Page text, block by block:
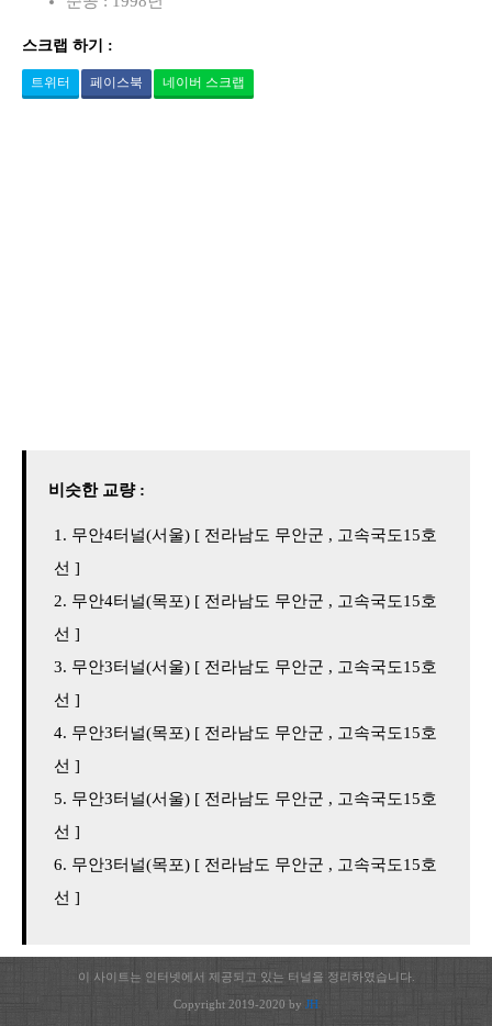
스크랩 하기 :
트위터 페이스북 네이버 스크랩
비슷한 교량 :
무안4터널(서울) [ 전라남도 무안군 , 고속국도15호
선 ]
무안4터널(목포) [ 전라남도 무안군 , 고속국도15호
선 ]
무안3터널(서울) [ 전라남도 무안군 , 고속국도15호
선 ]
무안3터널(목포) [ 전라남도 무안군 , 고속국도15호
선 ]
무안3터널(서울) [ 전라남도 무안군 , 고속국도15호
선 ]
무안3터널(목포) [ 전라남도 무안군 , 고속국도15호
선 ]
이 사이트는 인터넷에서 제공되고 있는 터널을 정리하였습니다.
Copyright 2019-2020 by JH